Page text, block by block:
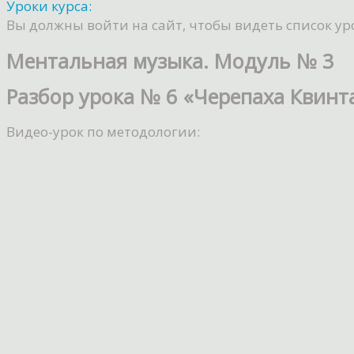
Уроки курса:
Вы должны войти на сайт, чтобы видеть список
Ментальная музыка. Модуль № 3
Разбор урока № 6 «Черепаха
Видео-урок по методологии: